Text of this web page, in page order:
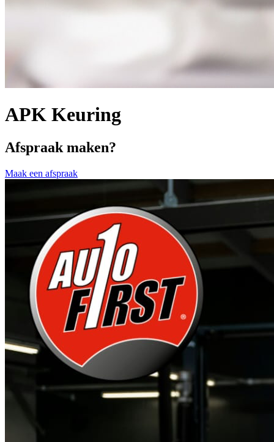
APK Keuring
Afspraak maken?
Maak een afspraak